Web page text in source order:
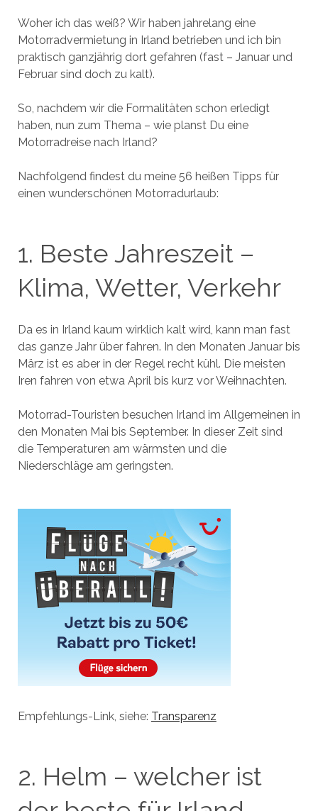
Woher ich das weiß? Wir haben jahrelang eine
Motorradvermietung in Irland betrieben und ich bin
praktisch ganzjährig dort gefahren (fast – Januar und
Februar sind doch zu kalt).
So, nachdem wir die Formalitäten schon erledigt
haben, nun zum Thema – wie planst Du eine
Motorradreise nach Irland?
Nachfolgend findest du meine 56 heißen Tipps für
einen wunderschönen Motorradurlaub:
1. Beste Jahreszeit –
Klima, Wetter, Verkehr
Da es in Irland kaum wirklich kalt wird, kann man fast
das ganze Jahr über fahren. In den Monaten Januar bis
März ist es aber in der Regel recht kühl. Die meisten
Iren fahren von etwa April bis kurz vor Weihnachten.
Motorrad-Touristen besuchen Irland im Allgemeinen in
den Monaten Mai bis September. In dieser Zeit sind
die Temperaturen am wärmsten und die
Niederschläge am geringsten.
Empfehlungs-Link, siehe: Transparenz
2. Helm – welcher ist